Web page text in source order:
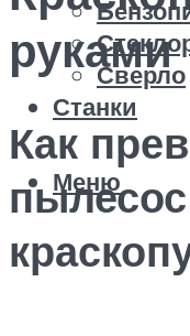
Сверло
Станки
Меню
руками
Как